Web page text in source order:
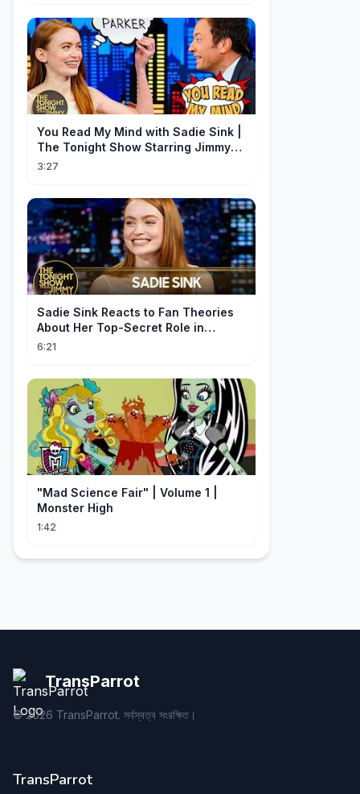
You Read My Mind with Sadie Sink |
The Tonight Show Starring Jimmy
Fallon
3:27
Sadie Sink Reacts to Fan Theories
About Her Top-Secret Role in
Spider-Man: Brand New Day
6:21
"Mad Science Fair" | Volume 1 |
Monster High
1:42
TransParrot
©2026 TransParrot. সর্বস্বত্ব সংরক্ষিত।
TransParrot